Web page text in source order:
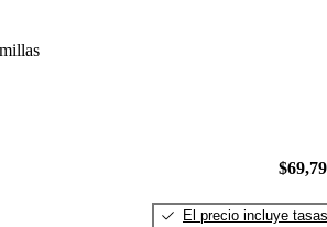
El precio incluye tasas